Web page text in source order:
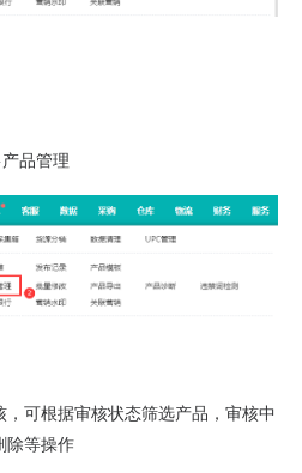
品管理
可根据审核状态筛选产品，审核中
除等操作